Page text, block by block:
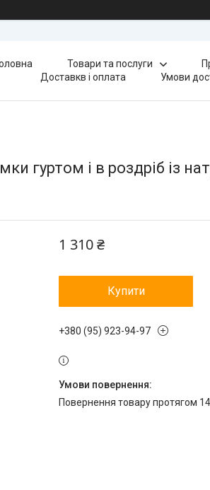
Товари та послуги
Доставкв і оплата
Умови
гуртом і в роздріб із
1 310 ₴
Купити
+380 (95) 923-94-97
повернення товару протягом